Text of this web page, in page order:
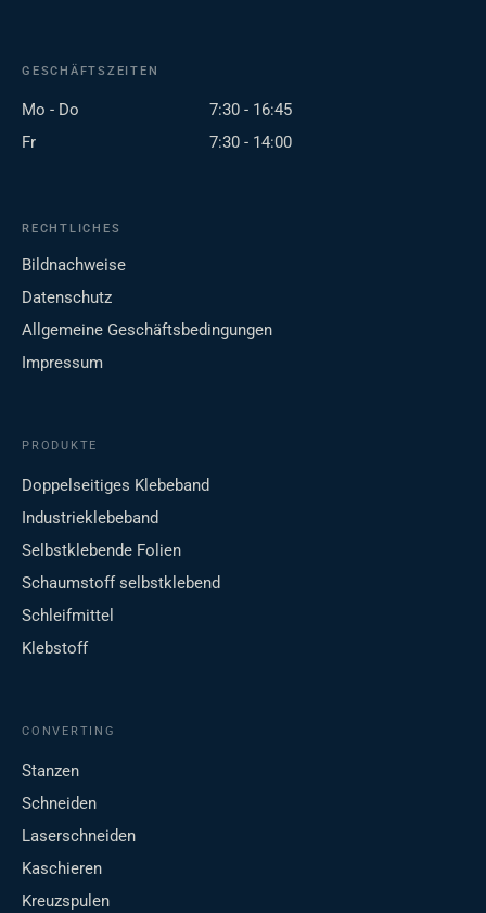
GESCHÄFTSZEITEN
Mo - Do
7:30 - 16:45
Fr
7:30 - 14:00
RECHTLICHES
Bildnachweise
Datenschutz
Allgemeine Geschäftsbedingungen
Impressum
PRODUKTE
Doppelseitiges Klebeband
Industrieklebeband
Selbstklebende Folien
Schaumstoff selbstklebend
Schleifmittel
Klebstoff
CONVERTING
Stanzen
Schneiden
Laserschneiden
Kaschieren
Kreuzspulen